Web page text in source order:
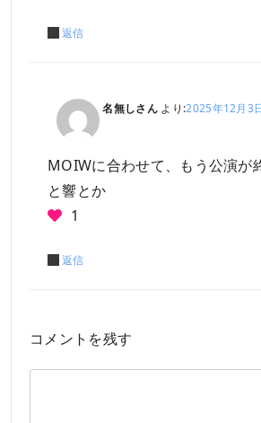
返信
名無しさん より:2025年12月3
MOIWに合わせて、もう公演が
と響とか
1
返信
コメントを残す